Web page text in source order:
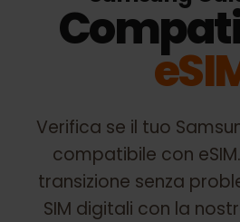
Verifica se il tuo
compatibile con
transizione senza
SIM digitali con la